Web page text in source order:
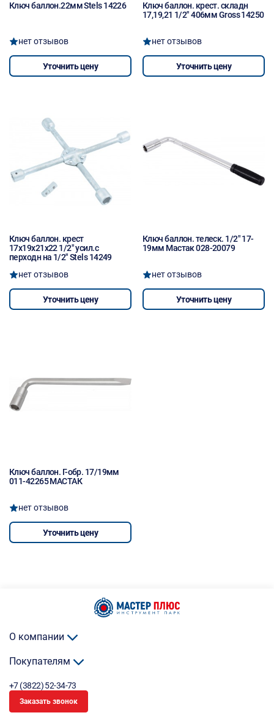
Ключ баллон.22мм Stels 14226
нет отзывов
Уточнить цену
Ключ баллон. крест. складн
17,19,21 1/2" 406мм Gross 14250
нет отзывов
Уточнить цену
Ключ баллон. крест
17х19х21х22 1/2" усил.с
перходн на 1/2" Stels 14249
нет отзывов
Уточнить цену
Ключ баллон. телеск. 1/2" 17-
19мм Мастак 028-20079
нет отзывов
Уточнить цену
Ключ баллон. Г-обр. 17/19мм
011-42265 МАСТАК
нет отзывов
Уточнить цену
О компании
Покупателям
+7 (3822) 52-34-73
Заказать звонок